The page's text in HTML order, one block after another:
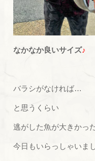
なかなか良いサイズ♪
バラシがなければ…
と思うくらい
逃がした魚が大きかっ
今日もいらっしゃいま